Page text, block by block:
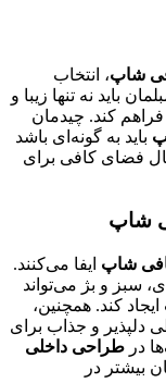
شاپ، انتخاب
باید نه تنها زیبا و
کند. چیدمان
باید به گونه‌ای باشد
فضای کافی برای
شاپ
شاپ ایفا می‌کنند.
سبز و بژ می‌تواند
کند. همچنین،
دلپذیر و جذاب برای
در طراحی داخلی
بیشتر در